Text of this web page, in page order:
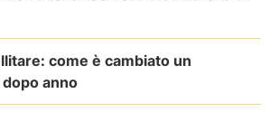
come è cambiato un
anno